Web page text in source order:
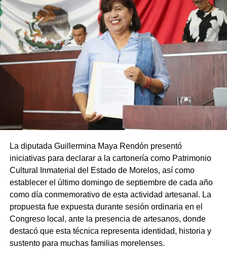
La diputada Guillermina Maya Rendón presentó
iniciativas para declarar a la cartonería como Patrimonio
Cultural Inmaterial del Estado de Morelos, así como
establecer el último domingo de septiembre de cada año
como día conmemorativo de esta actividad artesanal. La
propuesta fue expuesta durante sesión ordinaria en el
Congreso local, ante la presencia de artesanos, donde
destacó que esta técnica representa identidad, historia y
sustento para muchas familias morelenses.